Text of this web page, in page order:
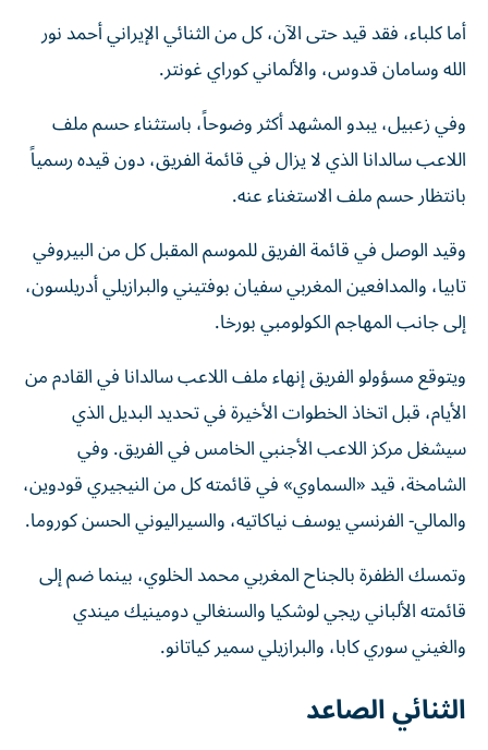
أما كلباء، فقد قيد حتى الآن، كل من الثنائي الإيراني أحمد نور
الله وسامان قدوس، والألماني كوراي غونتر.
وفي زعبيل، يبدو المشهد أكثر وضوحاً، باستثناء حسم ملف
اللاعب سالدانا الذي لا يزال في قائمة الفريق، دون قيده رسمياً
بانتظار حسم ملف الاستغناء عنه.
وقيد الوصل في قائمة الفريق للموسم المقبل كل من البيروفي
تابيا، والمدافعين المغربي سفيان بوفتيني والبرازيلي أدريلسون،
إلى جانب المهاجم الكولومبي بورخا.
ويتوقع مسؤولو الفريق إنهاء ملف اللاعب سالدانا في القادم من
الأيام، قبل اتخاذ الخطوات الأخيرة في تحديد البديل الذي
سيشغل مركز اللاعب الأجنبي الخامس في الفريق. وفي
الشامخة، قيد «السماوي» في قائمته كل من النيجيري قودوين،
والمالي- الفرنسي يوسف نياكاتيه، والسيراليوني الحسن كوروما.
وتمسك الظفرة بالجناح المغربي محمد الخلوي، بينما ضم إلى
قائمته الألباني ريجي لوشكيا والسنغالي دومينيك ميندي
والغيني سوري كابا، والبرازيلي سمير كياتانو.
الثنائي الصاعد